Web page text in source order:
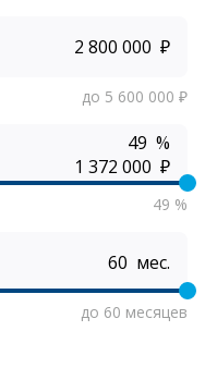
₽
до 5 600 000 ₽
%
₽
49 %
мес.
до 60 месяцев